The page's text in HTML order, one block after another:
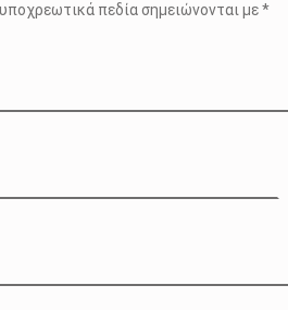
πεδία σημειώνονται με*